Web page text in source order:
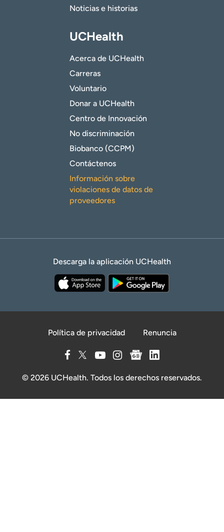
Noticias e historias
UCHealth
Acerca de UCHealth
Carreras
Voluntario
Donar a UCHealth
Centro de Innovación
No discriminación
Biobanco (CCPM)
Contáctenos
Información sobre
violaciones de datos de
proveedores
Descarga la aplicación UCHealth
Política de privacidad Renuncia
© 2026 UCHealth. Todos los derechos reservados.